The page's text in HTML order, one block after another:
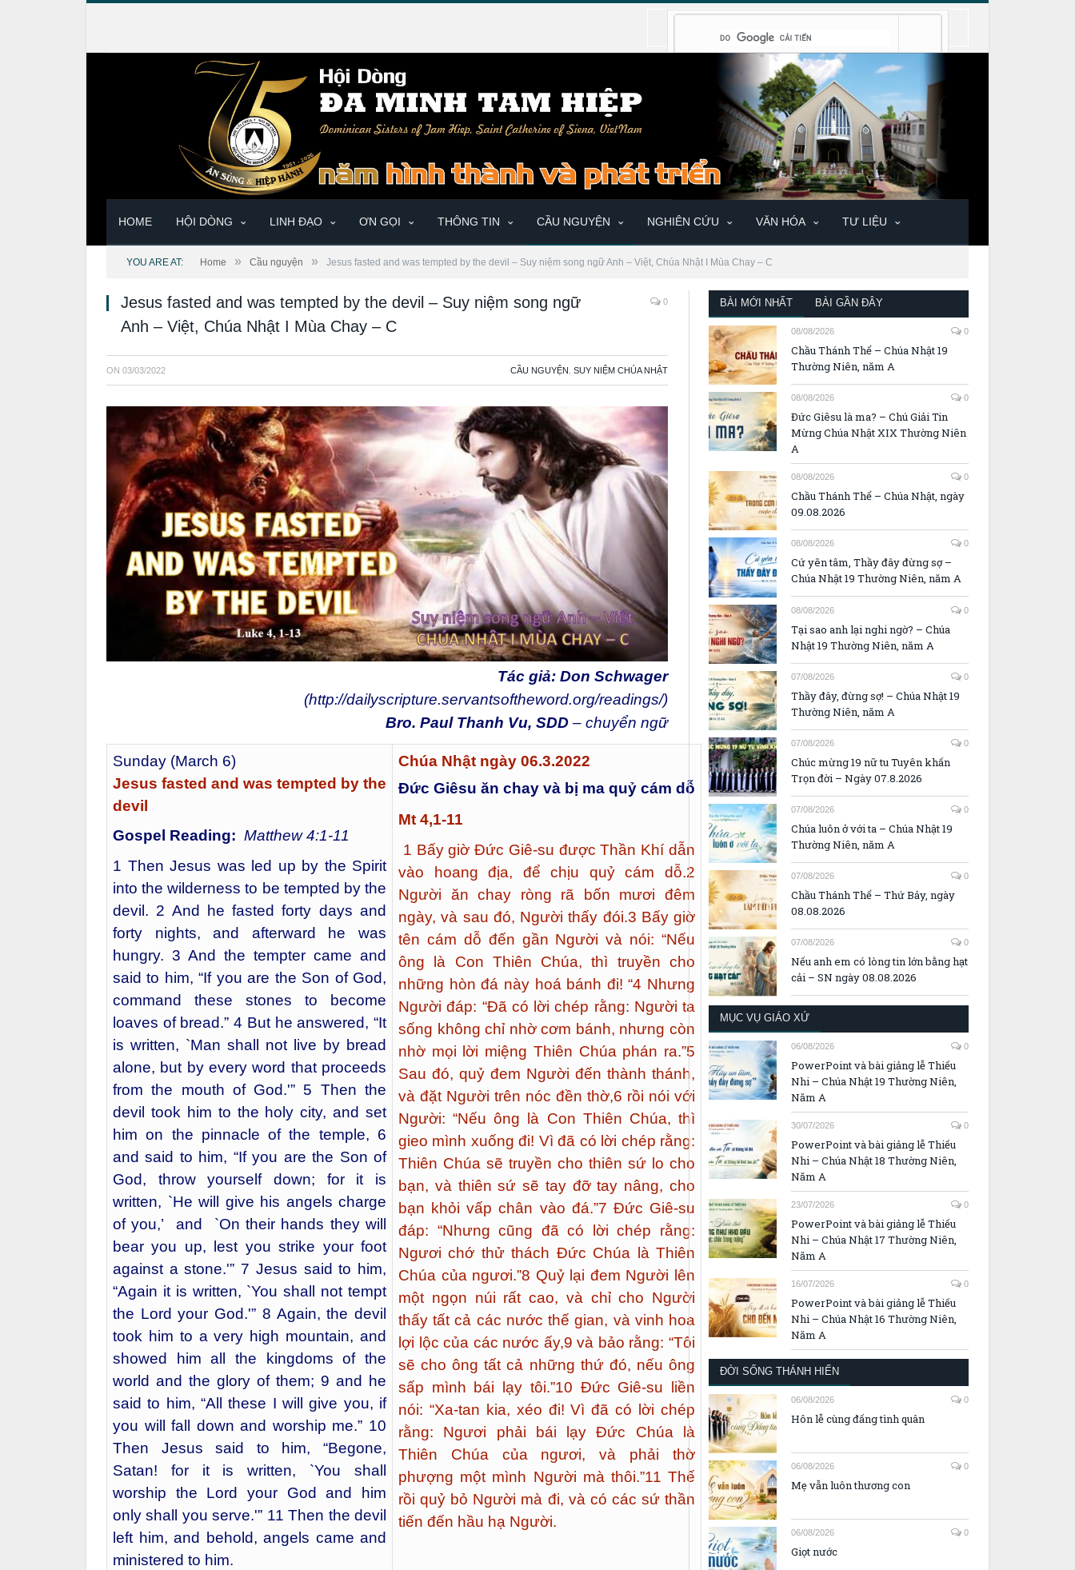
HOME HỘI DÒNG LINH ĐẠO ƠN GỌI THÔNG TIN CẦU NGUYỆN NGHIÊN CỨU VĂN HÓA TƯ LIỆU
YOU ARE AT: Home » Cầu nguyện » Jesus fasted and was tempted by the devil – Suy niệm song ngữ Anh – Việt, Chúa Nhật I Mùa Chay – C
Jesus fasted and was tempted by the devil – Suy niệm song ngữ
Anh – Việt, Chúa Nhật I Mùa Chay – C
0
ON 03/03/2022 CẦU NGUYỆN SUY NIỆM CHÚA NHẬT
Tác giả: Don Schwager
(http://dailyscripture.servantsoftheword.org/readings/)
Bro. Paul Thanh Vu, SDD – chuyển ngữ
Sunday (March 6)
Jesus fasted and was tempted by the
devil
Gospel Reading: Matthew 4:1-11
1 Then Jesus was led up by the Spirit
into the wilderness to be tempted by the
devil. 2 And he fasted forty days and
forty nights, and afterward he was
hungry. 3 And the tempter came and
said to him, “If you are the Son of God,
command these stones to become
loaves of bread.” 4 But he answered, “It
is written, `Man shall not live by bread
alone, but by every word that proceeds
from the mouth of God.'” 5 Then the
devil took him to the holy city, and set
him on the pinnacle of the temple, 6
and said to him, “If you are the Son of
God, throw yourself down; for it is
written, `He will give his angels charge
of you,’ and `On their hands they will
bear you up, lest you strike your foot
against a stone.'” 7 Jesus said to him,
“Again it is written, `You shall not tempt
the Lord your God.'” 8 Again, the devil
took him to a very high mountain, and
showed him all the kingdoms of the
world and the glory of them; 9 and he
said to him, “All these I will give you, if
you will fall down and worship me.” 10
Then Jesus said to him, “Begone,
Satan! for it is written, `You shall
worship the Lord your God and him
only shall you serve.'” 11 Then the devil
left him, and behold, angels came and
ministered to him.
Chúa Nhật ngày 06.3.2022
Đức Giêsu ăn chay và bị ma quỷ cám dỗ
Mt 4,1-11
1 Bấy giờ Đức Giê-su được Thần Khí dẫn
vào hoang địa, để chịu quỷ cám dỗ.2
Người ăn chay ròng rã bốn mươi đêm
ngày, và sau đó, Người thấy đói.3 Bấy giờ
tên cám dỗ đến gần Người và nói: “Nếu
ông là Con Thiên Chúa, thì truyền cho
những hòn đá này hoá bánh đi! “4 Nhưng
Người đáp: “Đã có lời chép rằng: Người ta
sống không chỉ nhờ cơm bánh, nhưng còn
nhờ mọi lời miệng Thiên Chúa phán ra.”5
Sau đó, quỷ đem Người đến thành thánh,
và đặt Người trên nóc đền thờ,6 rồi nói với
Người: “Nếu ông là Con Thiên Chúa, thì
gieo mình xuống đi! Vì đã có lời chép rằng:
Thiên Chúa sẽ truyền cho thiên sứ lo cho
bạn, và thiên sứ sẽ tay đỡ tay nâng, cho
bạn khỏi vấp chân vào đá.”7 Đức Giê-su
đáp: “Nhưng cũng đã có lời chép rằng:
Ngươi chớ thử thách Đức Chúa là Thiên
Chúa của ngươi.”8 Quỷ lại đem Người lên
một ngọn núi rất cao, và chỉ cho Người
thấy tất cả các nước thế gian, và vinh hoa
lợi lộc của các nước ấy,9 và bảo rằng: “Tôi
sẽ cho ông tất cả những thứ đó, nếu ông
sấp mình bái lạy tôi.”10 Đức Giê-su liền
nói: “Xa-tan kia, xéo đi! Vì đã có lời chép
rằng: Ngươi phải bái lạy Đức Chúa là
Thiên Chúa của ngươi, và phải thờ
phượng một mình Người mà thôi.”11 Thế
rồi quỷ bỏ Người mà đi, và có các sứ thần
tiến đến hầu hạ Người.
BÀI MỚI NHẤT BÀI GẦN ĐÂY
08/08/2026 0
Chầu Thánh Thể – Chúa Nhật 19
Thường Niên, năm A
08/08/2026 0
Đức Giêsu là ma? – Chú Giải Tin
Mừng Chúa Nhật XIX Thường Niên
A
08/08/2026 0
Chầu Thánh Thể – Chúa Nhật, ngày
09.08.2026
08/08/2026 0
Cứ yên tâm, Thầy đây đừng sợ –
Chúa Nhật 19 Thường Niên, năm A
08/08/2026 0
Tại sao anh lại nghi ngờ? – Chúa
Nhật 19 Thường Niên, năm A
07/08/2026 0
Thầy đây, đừng sợ! – Chúa Nhật 19
Thường Niên, năm A
07/08/2026 0
Chúc mừng 19 nữ tu Tuyên khấn
Trọn đời – Ngày 07.8.2026
07/08/2026 0
Chúa luôn ở với ta – Chúa Nhật 19
Thường Niên, năm A
07/08/2026 0
Chầu Thánh Thể – Thứ Bảy, ngày
08.08.2026
07/08/2026 0
Nếu anh em có lòng tin lớn bằng hạt
cải – SN ngày 08.08.2026
MỤC VỤ GIÁO XỨ
06/08/2026 0
PowerPoint và bài giảng lễ Thiếu
Nhi – Chúa Nhật 19 Thường Niên,
Năm A
30/07/2026 0
PowerPoint và bài giảng lễ Thiếu
Nhi – Chúa Nhật 18 Thường Niên,
Năm A
23/07/2026 0
PowerPoint và bài giảng lễ Thiếu
Nhi – Chúa Nhật 17 Thường Niên,
Năm A
16/07/2026 0
PowerPoint và bài giảng lễ Thiếu
Nhi – Chúa Nhật 16 Thường Niên,
Năm A
ĐỜI SỐNG THÁNH HIẾN
06/08/2026 0
Hôn lễ cùng đấng tình quân
06/08/2026 0
Mẹ vẫn luôn thương con
06/08/2026 0
Giọt nước